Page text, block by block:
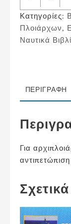
για
Ε.Ν.
Κατηγορίες:
Πλοιάρχων,
Ναυτικά
ΠΕΡΙΓΡΑΦΉ
Για